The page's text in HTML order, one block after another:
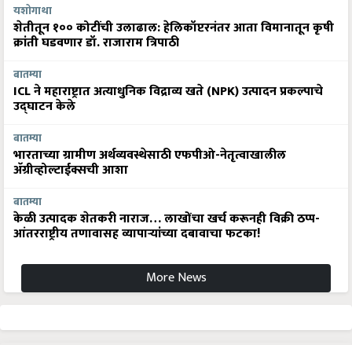
यशोगाथा
शेतीतून १०० कोटींची उलाढाल: हेलिकॉप्टरनंतर आता विमानातून कृषी
क्रांती घडवणार डॉ. राजाराम त्रिपाठी
बातम्या
ICL ने महाराष्ट्रात अत्याधुनिक विद्राव्य खते (NPK) उत्पादन प्रकल्पाचे
उद्घाटन केले
बातम्या
भारताच्या ग्रामीण अर्थव्यवस्थेसाठी एफपीओ-नेतृत्वाखालील
अ‍ॅग्रीव्होल्टाईक्सची आशा
बातम्या
केळी उत्पादक शेतकरी नाराज… लाखोंचा खर्च करूनही विक्री ठप्प-
आंतरराष्ट्रीय तणावासह व्यापाऱ्यांच्या दबावाचा फटका!
More News